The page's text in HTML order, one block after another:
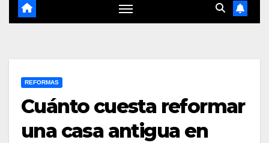
REFORMAS
Cuánto cuesta reformar
una casa antigua en